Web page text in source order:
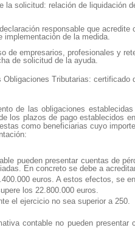
solicitud: relación de
responsable que
implementación de la medida.
de empresarios, profesionales y
de solicitud de la ayuda.
Tributarias: certificado
de las obligaciones
los plazos de pago establecidos
como beneficiarias cuyo
pueden presentar cuentas de
En concreto se debe a
euros. A estos efectos, se
los 22.800.000 euros.
el ejercicio no sea superior a 250.
contable no pueden